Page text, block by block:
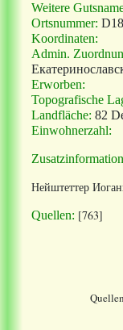
Weitere
Ortsnummer:
Koordinaten:
Admin.
Erworben:
Topografische
Landfläche: 82
Einwohnerzahl:
Нейштеттер
Quellen: [763]